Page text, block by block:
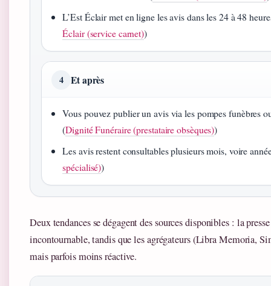
L’Est Éclair met en ligne les avis dans les 24 à 48
Éclair (service carnet))
4 Et après
Vous pouvez publier un avis via les pompes funèbres
(Dignité Funéraire (prestataire obsèques))
Les avis restent consultables plusieurs mois, voire
spécialisé))
Deux tendances se dégagent des sources disponibles : la
incontournable, tandis que les agrégateurs (Libra Memoria,
mais parfois moins réactive.